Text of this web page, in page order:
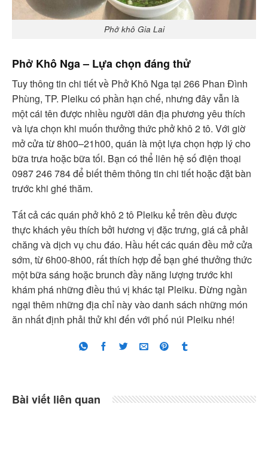
Phở khô Gia Lai
Phở Khô Nga – Lựa chọn đáng thử
Tuy thông tin chi tiết về Phở Khô Nga tại 266 Phan Đình
Phùng, TP. Pleiku có phần hạn chế, nhưng đây vẫn là
một cái tên được nhiều người dân địa phương yêu thích
và lựa chọn khi muốn thưởng thức phở khô 2 tô. Với giờ
mở cửa từ 8h00–21h00, quán là một lựa chọn hợp lý cho
bữa trưa hoặc bữa tối. Bạn có thể liên hệ số điện thoại
0987 246 784 để biết thêm thông tin chi tiết hoặc đặt bàn
trước khi ghé thăm.
Tất cả các quán phở khô 2 tô Pleiku kể trên đều được
thực khách yêu thích bởi hương vị đặc trưng, giá cả phải
chăng và dịch vụ chu đáo. Hầu hết các quán đều mở cửa
sớm, từ 6h00-8h00, rất thích hợp để bạn ghé thưởng thức
một bữa sáng hoặc brunch đầy năng lượng trước khi
khám phá những điều thú vị khác tại Pleiku. Đừng ngần
ngại thêm những địa chỉ này vào danh sách những món
ăn nhất định phải thử khi đến với phố núi Pleiku nhé!
Bài viết liên quan